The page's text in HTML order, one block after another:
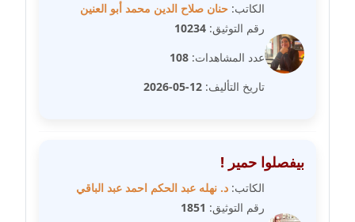
مدونة محاسن علي
عاملة
عاملة
مدونة محمد الشافعي
عاملة
الكاتب: حنان صلاح الدين محمد أبو العنين
رقم التوثيق: 10234
عدد المشاهدات: 108
تاريخ التأليف: 12-05-2026
بيفصلوا حمير !
الكاتب: د. نهله عبد الحكم احمد عبد الباقي
رقم التوثيق: 1851